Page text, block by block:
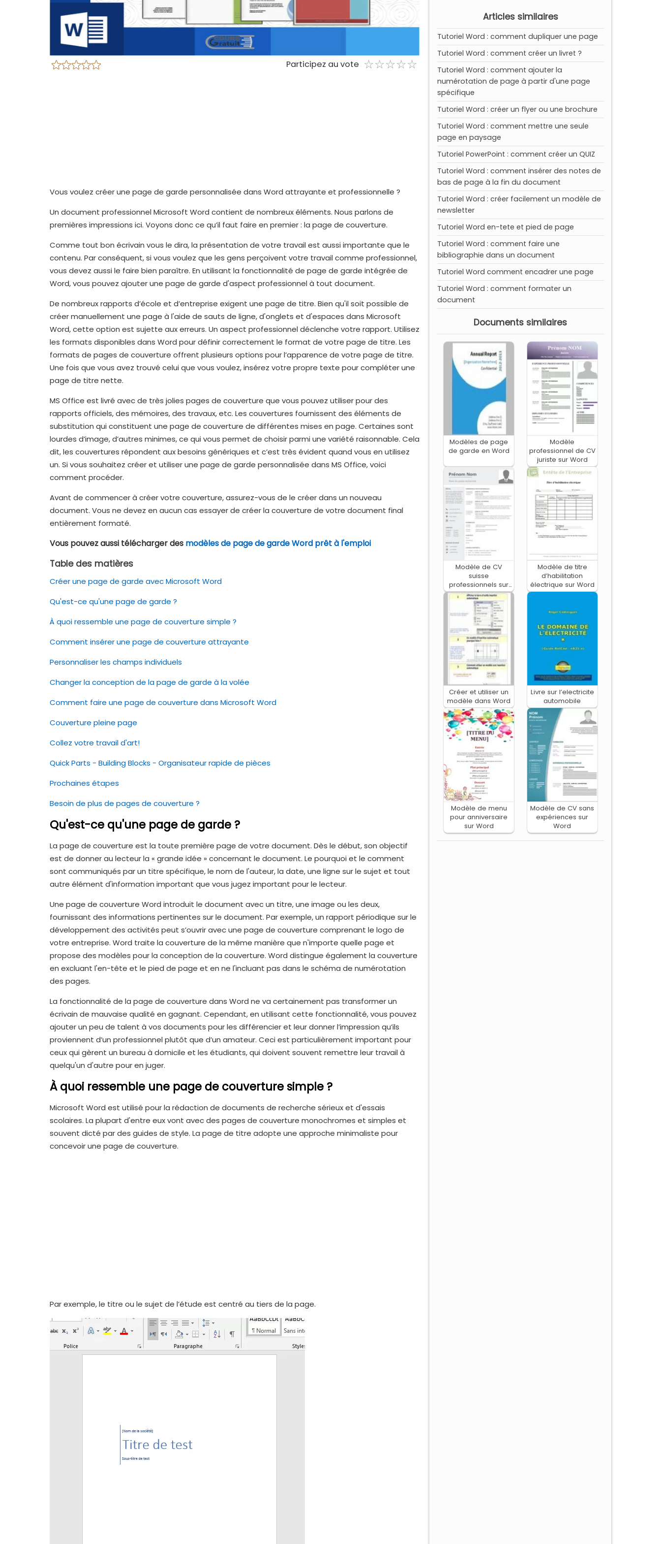
Articles similaires
Tutoriel Word : comment dupliquer une page
Tutoriel Word : comment créer un livret ?
Tutoriel Word : comment ajouter la
numérotation de page à partir d'une page
spécifique
Tutoriel Word : créer un flyer ou une brochure
Tutoriel Word : comment mettre une seule
page en paysage
Tutoriel PowerPoint : comment créer un QUIZ
Tutoriel Word : comment insérer des notes de
bas de page à la fin du document
Tutoriel Word : créer facilement un modèle de
newsletter
Tutoriel Word en-tete et pied de page
Tutoriel Word : comment faire une
bibliographie dans un document
Tutoriel Word comment encadrer une page
Tutoriel Word : comment formater un
document
Documents similaires
Modèles de page
de garde en Word
Modèle
professionnel de CV
juriste sur Word
Modèle de CV
suisse
professionnels sur
Word
Modèle de titre
d’habilitation
électrique sur Word
Créer et utiliser un
modèle dans Word
Livre sur l’electricite
automobile
Modèle de menu
pour anniversaire
sur Word
Modèle de CV sans
expériences sur
Word
Participez au vote ☆☆☆☆☆
★★★★★
Vous voulez créer une page de garde personnalisée dans Word attrayante et professionnelle ?
Un document professionnel Microsoft Word contient de nombreux éléments. Nous parlons de
premières impressions ici. Voyons donc ce qu’il faut faire en premier : la page de couverture.
Comme tout bon écrivain vous le dira, la présentation de votre travail est aussi importante que le
contenu. Par conséquent, si vous voulez que les gens perçoivent votre travail comme professionnel,
vous devez aussi le faire bien paraître. En utilisant la fonctionnalité de page de garde intégrée de
Word, vous pouvez ajouter une page de garde d'aspect professionnel à tout document.
De nombreux rapports d’école et d’entreprise exigent une page de titre. Bien qu'il soit possible de
créer manuellement une page à l'aide de sauts de ligne, d'onglets et d'espaces dans Microsoft
Word, cette option est sujette aux erreurs. Un aspect professionnel déclenche votre rapport. Utilisez
les formats disponibles dans Word pour définir correctement le format de votre page de titre. Les
formats de pages de couverture offrent plusieurs options pour l’apparence de votre page de titre.
Une fois que vous avez trouvé celui que vous voulez, insérez votre propre texte pour compléter une
page de titre nette.
MS Office est livré avec de très jolies pages de couverture que vous pouvez utiliser pour des
rapports officiels, des mémoires, des travaux, etc. Les couvertures fournissent des éléments de
substitution qui constituent une page de couverture de différentes mises en page. Certaines sont
lourdes d’image, d’autres minimes, ce qui vous permet de choisir parmi une variété raisonnable. Cela
dit, les couvertures répondent aux besoins génériques et c’est très évident quand vous en utilisez
un. Si vous souhaitez créer et utiliser une page de garde personnalisée dans MS Office, voici
comment procéder.
Avant de commencer à créer votre couverture, assurez-vous de le créer dans un nouveau
document. Vous ne devez en aucun cas essayer de créer la couverture de votre document final
entièrement formaté.
Vous pouvez aussi télécharger des modèles de page de garde Word prêt à l'emploi
Table des matières
Créer une page de garde avec Microsoft Word
Qu'est-ce qu'une page de garde ?
À quoi ressemble une page de couverture simple ?
Comment insérer une page de couverture attrayante
Personnaliser les champs individuels
Changer la conception de la page de garde à la volée
Comment faire une page de couverture dans Microsoft Word
Couverture pleine page
Collez votre travail d'art!
Quick Parts - Building Blocks - Organisateur rapide de pièces
Prochaines étapes
Besoin de plus de pages de couverture ?
Qu'est-ce qu'une page de garde ?
La page de couverture est la toute première page de votre document. Dès le début, son objectif
est de donner au lecteur la « grande idée » concernant le document. Le pourquoi et le comment
sont communiqués par un titre spécifique, le nom de l'auteur, la date, une ligne sur le sujet et tout
autre élément d'information important que vous jugez important pour le lecteur.
Une page de couverture Word introduit le document avec un titre, une image ou les deux,
fournissant des informations pertinentes sur le document. Par exemple, un rapport périodique sur le
développement des activités peut s’ouvrir avec une page de couverture comprenant le logo de
votre entreprise. Word traite la couverture de la même manière que n'importe quelle page et
propose des modèles pour la conception de la couverture. Word distingue également la couverture
en excluant l'en-tête et le pied de page et en ne l'incluant pas dans le schéma de numérotation
des pages.
La fonctionnalité de la page de couverture dans Word ne va certainement pas transformer un
écrivain de mauvaise qualité en gagnant. Cependant, en utilisant cette fonctionnalité, vous pouvez
ajouter un peu de talent à vos documents pour les différencier et leur donner l’impression qu’ils
proviennent d’un professionnel plutôt que d’un amateur. Ceci est particulièrement important pour
ceux qui gèrent un bureau à domicile et les étudiants, qui doivent souvent remettre leur travail à
quelqu'un d'autre pour en juger.
À quoi ressemble une page de couverture simple ?
Microsoft Word est utilisé pour la rédaction de documents de recherche sérieux et d'essais
scolaires. La plupart d'entre eux vont avec des pages de couverture monochromes et simples et
souvent dicté par des guides de style. La page de titre adopte une approche minimaliste pour
concevoir une page de couverture.
Par exemple, le titre ou le sujet de l’étude est centré au tiers de la page.